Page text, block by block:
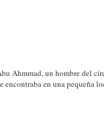
Ahmmad, un hombre del
en una pequeña